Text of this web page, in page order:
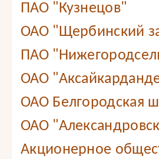
ПАО "Кузнецов"
ОАО "Щербинский
ПАО
ОАО
ОАО Белгородская
ОАО
Акционерное